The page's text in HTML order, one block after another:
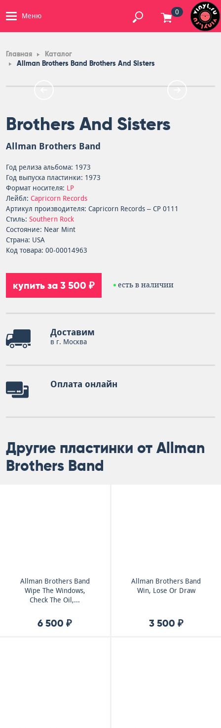
Меню 0
Главная
Каталог
Allman Brothers Band Brothers And Sisters
Brothers And Sisters
Allman Brothers Band
Год релиза альбома: 1973
Год выпуска пластинки: 1973
Формат носителя: LP
Лейбл: Capricorn Records
Артикул производителя: Capricorn Records – CP 0111
Стиль: Southern Rock
Состояние: Near Mint
Страна: USA
Код товара: 00-00014963
купить за 3 500 ₽ есть в наличии
Доставим
в г. Москва
Оплата онлайн
Другие пластинки от Allman
Brothers Band
Allman Brothers Band
Wipe The Windows,
Check The Oil,...
6 500 ₽
Allman Brothers Band
Win, Lose Or Draw
3 500 ₽